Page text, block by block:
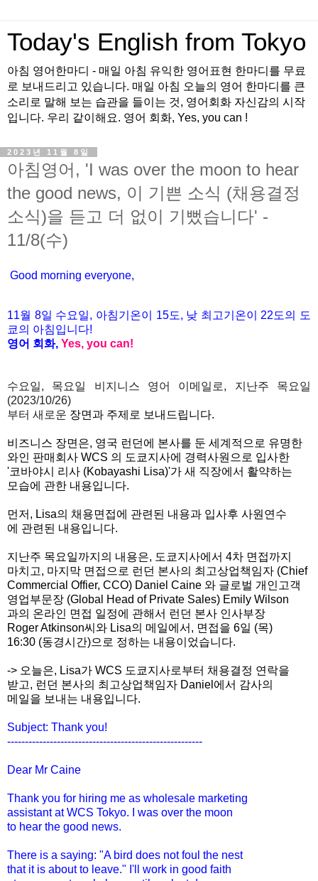
Today's English from Tokyo
아침 영어한마디 - 매일 아침 유익한 영어표현 한마디를 무료
로 보내드리고 있습니다. 매일 아침 오늘의 영어 한마디를 큰
소리로 말해 보는 습관을 들이는 것, 영어회화 자신감의 시작
입니다. 우리 같이해요. 영어 회화, Yes, you can !
2023년 11월 8일
아침영어, 'I was over the moon to hear
the good news, 이 기쁜 소식 (채용결정
소식)을 듣고 더 없이 기뻤습니다' -
11/8(수)
Good morning everyone,
11월 8일 수요일, 아침기온이 15도, 낮 최고기온이
22도의 도
쿄의 아침입니다!
영어 회화, Yes, you can!
수요일, 목요일 비지니스 영어 이메일로, 지난주 목요일
(2023/10/26)
부터 새로운 장면과 주제로 보내드립니다.
비즈니스 장면은, 영국 런던에 본사를 둔 세계적으로 유명한
와인 판매회사 WCS 의 도쿄지사에 경력사원으로 입사한
'코바야시 리사 (Kobayashi Lisa)'가 새 직장에서 활약하는
모습에 관한 내용입니다.
먼저, Lisa의 채용면접에 관련된 내용과 입사후 사원연수
에 관련된 내용입니다.
지난주 목요일까지의 내용은, 도쿄지사에서 4차 면접까지
마치고, 마지막 면접으로 런던 본사의 최고상업책임자 (Chief
Commercial Offier, CCO) Daniel Caine 와 글로벌 개인고객
영업부문장 (Global Head of Private Sales) Emily Wilson
과의 온라인 면접 일정에 관해서 런던 본사 인사부장
Roger Atkinson씨와 Lisa의 메일에서, 면접을 6일 (목)
16:30 (동경시간)으로 정하는 내용이었습니다.
-> 오늘은, Lisa가 WCS 도쿄지사로부터 채용결정 연락을
받고, 런던 본사의 최고상업책임자 Daniel에서 감사의
메일을 보내는 내용입니다.
Subject: Thank you!
-------------------------------------------------------
Dear Mr Caine
Thank you for hiring me as wholesale marketing
assistant at WCS Tokyo. I was over the moon
to hear the good news.
There is a saying: "A bird does not foul the nest
that it is about to leave." I'll work in good faith